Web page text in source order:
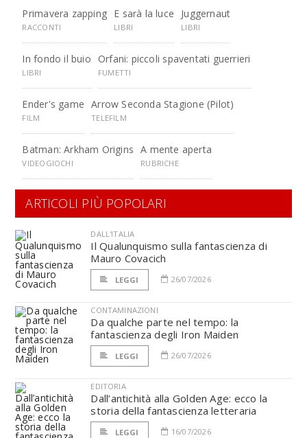
Primavera zapping
RACCONTI
E sarà la luce
LIBRI
Juggernaut
LIBRI
In fondo il buio
LIBRI
Orfani: piccoli spaventati guerrieri
FUMETTI
Ender's game
FILM
Arrow Seconda Stagione (Pilot)
TELEFILM
Batman: Arkham Origins
VIDEOGIOCHI
A mente aperta
RUBRICHE
ARTICOLI PIÙ POPOLARI
DALL'ITALIA
Il Qualunquismo sulla fantascienza di
Mauro Covacich
LEGGI 26/07/2026
CONTAMINAZIONI
Da qualche parte nel tempo: la
fantascienza degli Iron Maiden
LEGGI 26/07/2026
EDITORIA
Dall’antichità alla Golden Age: ecco la
storia della fantascienza letteraria
LEGGI 16/07/2026